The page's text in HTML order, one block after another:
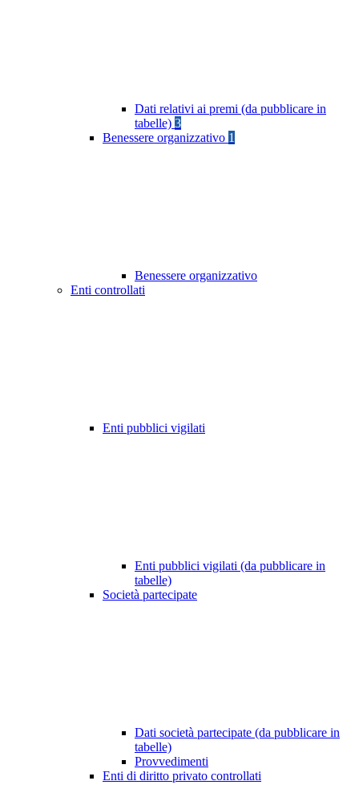
Dati relativi ai premi (da pubblicare in
tabelle) 3
Benessere organizzativo 1
Benessere organizzativo
Enti controllati
Enti pubblici vigilati
Enti pubblici vigilati (da pubblicare in
tabelle)
Società partecipate
Dati società partecipate (da pubblicare in
tabelle)
Provvedimenti
Enti di diritto privato controllati